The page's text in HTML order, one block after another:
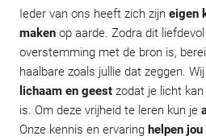
Ieder van ons heeft zich zijn eigen
maken op aarde. Zodra dit
overstemming met de bron is,
haalbare zoals jullie dat zeggen.
lichaam en geest zodat je licht
is. Om deze vrijheid te leren kun je
Onze kennis en ervaring helpen jou